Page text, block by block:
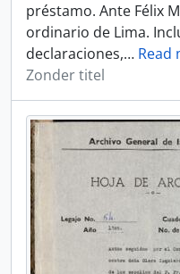
préstamo. Ante Félix
ordinario de Lima.
declaraciones,… Read
Zonder titel